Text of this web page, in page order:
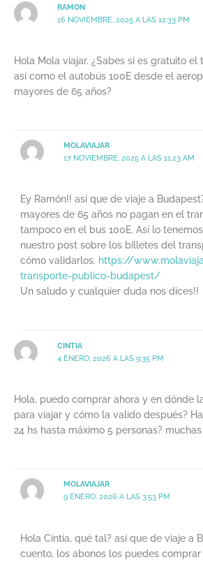
RAMON
16 NOVIEMBRE, 2025 A LAS 12:33 PM
Hola Mola viajar. ¿Sabes si es gratuito
así como el autobús 100E desde el
mayores de 65 años?
MOLAVIAJAR
17 NOVIEMBRE, 2025 A LAS 11:23 AM
Ey Ramón!! así que de viaje a
mayores de 65 años no pagan en el
tampoco en el bus 100E. Así lo
nuestro post sobre los billetes del
cómo validarlos. https://
transporte-publico-budapest/
Un saludo y cualquier duda nos dices!!
CINTIA
4 ENERO, 2026 A LAS 9:35 PM
Hola, puedo comprar ahora y en dónde
para viajar y cómo la valido después?
24 hs hasta máximo 5 personas?
MOLAVIAJAR
9 ENERO, 2026 A LAS 3:53 PM
Hola Cintia, qué tal? así que de viaje a
cuento, los abonos los puedes